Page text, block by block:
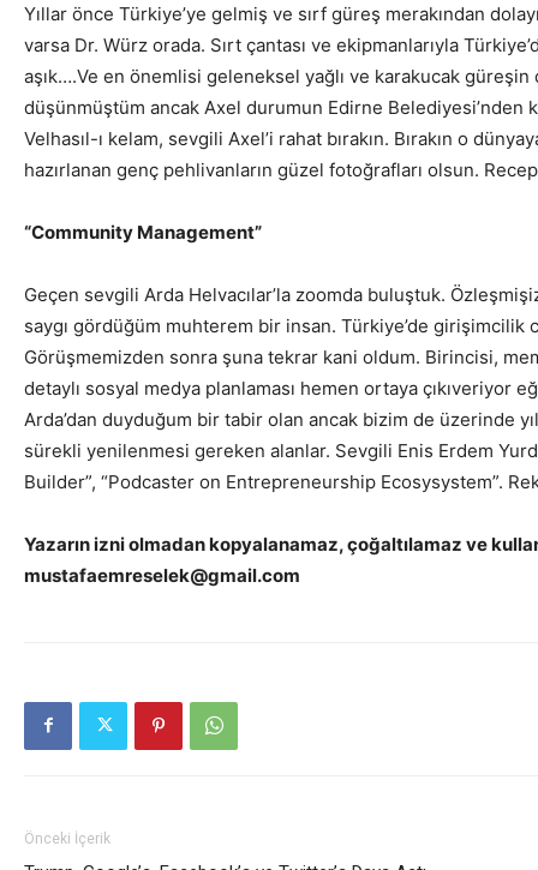
Yıllar önce Türkiye’ye gelmiş ve sırf güreş merakından
varsa Dr. Würz orada. Sırt çantası ve ekipmanlarıyla
aşık….Ve en önemlisi geleneksel yağlı ve karakucak güreşin
düşünmüştüm ancak Axel durumun Edirne Belediyesi’nden
Velhasıl-ı kelam, sevgili Axel’i rahat bırakın. Bırakın o
hazırlanan genç pehlivanların güzel fotoğrafları olsun.
“Community Management”
Geçen sevgili Arda Helvacılar’la zoomda buluştuk.
saygı gördüğüm muhterem bir insan. Türkiye’de girişimcilik
Görüşmemizden sonra şuna tekrar kani oldum. Birincisi,
detaylı sosyal medya planlaması hemen ortaya çıkıveriyor
Arda’dan duyduğum bir tabir olan ancak bizim de üzerinde
sürekli yenilenmesi gereken alanlar. Sevgili Enis Erdem
Builder”, “Podcaster on Entrepreneurship Ecosysystem”.
Yazarın izni olmadan kopyalanamaz, çoğaltılamaz ve
mustafaemreselek@gmail.com
Önceki İçerik